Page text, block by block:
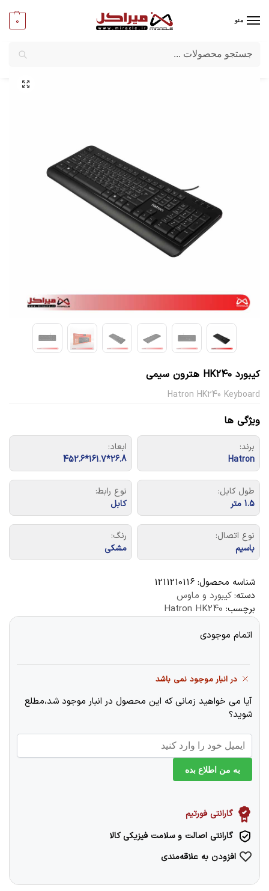
منو 0
میراکل/کامپیوتر/قطعات جانبی
کیبورد HK240 هترون سیمی
Hatron HK240 Keyboard
ویژگی ها
برند:
Hatron
ابعاد:
26.8*161.7*452.6
طول کابل:
1.5 متر
نوع رابط:
کابل
نوع اتصال:
باسیم
رنگ:
مشکی
شناسه محصول: 1211210116
دسته:کیبورد و ماوس
برچسب: Hatron HK240
اتمام موجودی
در انبار موجود نمی باشد
آیا می خواهید زمانی که این محصول در انبار موجود شد،مطلع
شوید؟
به من اطلاع بده
گارانتی فورتیم
گارانتی اصالت و سلامت فیزیکی کالا
افزودن به علاقه‌مندی